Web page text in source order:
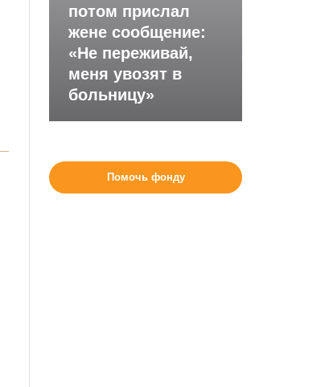
потом прислал
жене сообщение:
«Не переживай,
меня увозят в
больницу»
Помочь фонду